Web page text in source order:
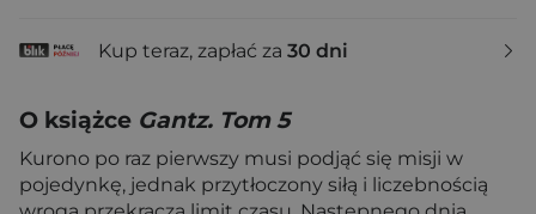
Kup teraz, zapłać za 30 dni
O książce Gantz. Tom 5
Kurono po raz pierwszy musi podjąć się misji w
pojedynkę, jednak przytłoczony siłą i liczebnością